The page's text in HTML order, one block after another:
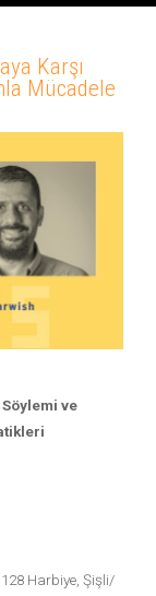
Karşı
Mücadele
ve
Harbiye, Şişli/